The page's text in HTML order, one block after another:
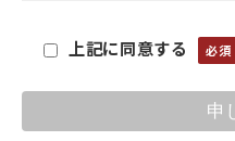
事項と位置付けており
よう努めております。
上記に同意する